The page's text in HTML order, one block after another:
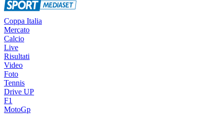
Coppa Italia
Mercato
Calcio
Live
Risultati
Video
Foto
Tennis
Drive UP
F1
MotoGp